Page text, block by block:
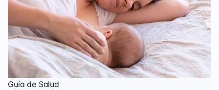
Guía de Salud